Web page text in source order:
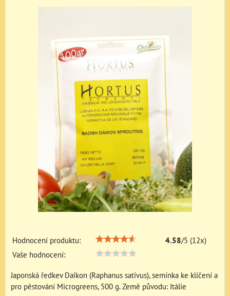
Hodnocení produktu: 4.58/5 (12x)
Vaše hodnocení:
Japonská ředkev Daikon (Raphanus sativus), semínka ke klíčení a
pro pěstování Microgreens, 500 g. Země původu: Itálie